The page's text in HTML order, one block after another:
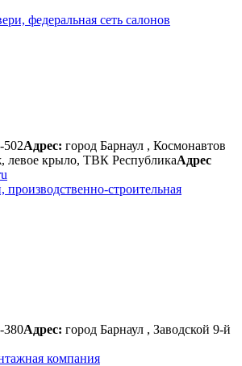
федеральная сеть салонов
502Адрес: город Барнаул , Космонавтов
левое крыло, ТВК РеспубликаАдрес
производственно-строительная
380Адрес: город Барнаул , Заводской 9-й
компания